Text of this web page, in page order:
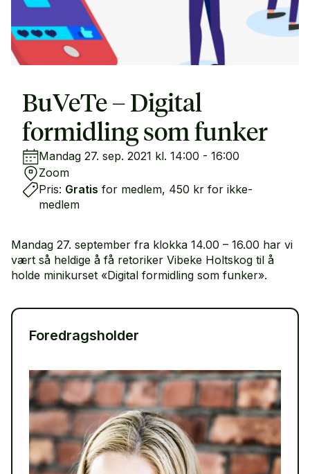
BuVeTe – Digital
formidling som funker
Mandag 27. sep. 2021 kl. 14:00 - 16:00
Zoom
Pris: Gratis for medlem, 450 kr for ikke-
medlem
Mandag 27. september fra klokka 14.00 – 16.00 har vi
vært så heldige å få retoriker Vibeke Holtskog til å
holde minikurset «Digital formidling som funker».
Foredragsholder